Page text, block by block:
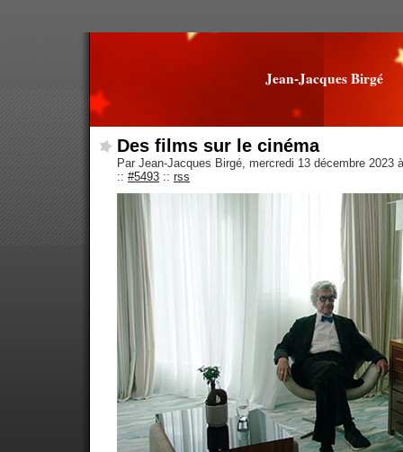
Jean-Jacques Birgé
Des films sur le cinéma
Par Jean-Jacques Birgé, mercredi 13 décembre 2023
:: #5493 :: rss